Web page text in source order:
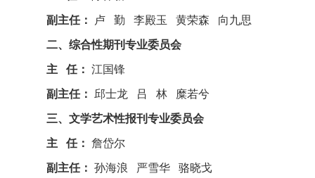
副主任： 卢 勤 李殿玉 黄荣森 向九思
二、综合性期刊专业委员会
主 任：江国锋
副主任： 邱士龙 吕 林 糜若兮
三、文学艺术性报刊专业委员会
主 任： 詹岱尔
副主任：孙海浪 严雪华 骆晓戈